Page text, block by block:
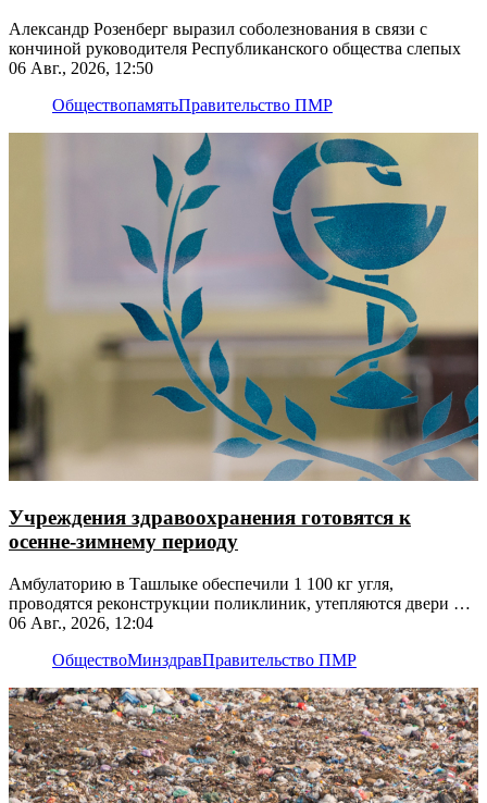
Александр Розенберг выразил соболезнования в связи с
кончиной руководителя Республиканского общества слепых
06 Авг., 2026, 12:50
ОбществопамятьПравительство ПМР
Учреждения здравоохранения готовятся к
осенне-зимнему периоду
Амбулаторию в Ташлыке обеспечили 1 100 кг угля,
проводятся реконструкции поликлиник, утепляются двери и
окна
06 Авг., 2026, 12:04
ОбществоМинздравПравительство ПМР